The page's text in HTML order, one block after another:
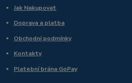
Jak Nakupovat
Doprava a platba
Obchodní podmínky
Kontakty
Platební brána GoPay